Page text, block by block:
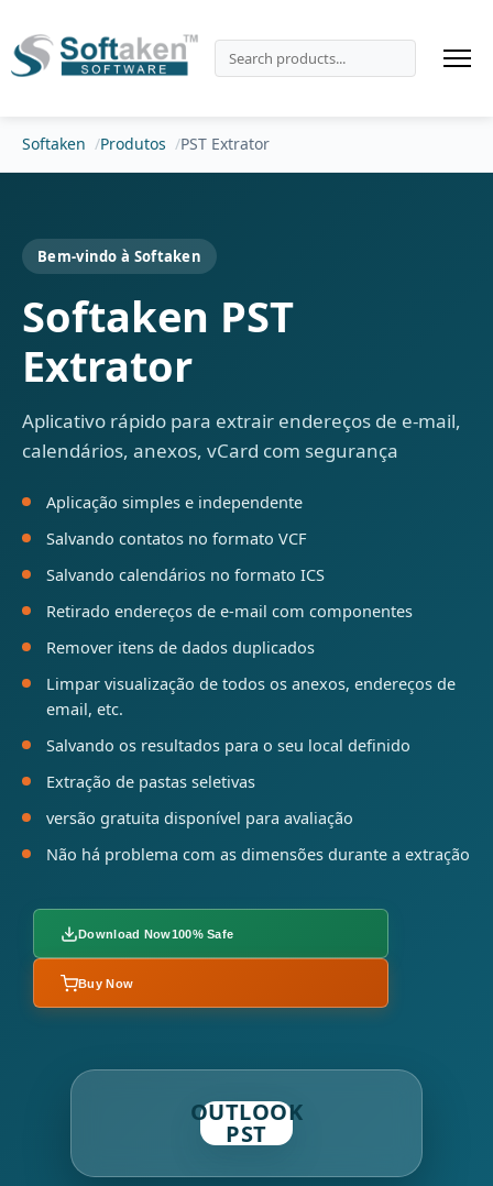
Softaken Produtos PST Extrator
Bem-vindo à Softaken
Softaken PST
Extrator
Aplicativo rápido para extrair endereços de e-mail,
calendários, anexos, vCard com segurança
Aplicação simples e independente
Salvando contatos no formato VCF
Salvando calendários no formato ICS
Retirado endereços de e-mail com componentes
Remover itens de dados duplicados
Limpar visualização de todos os anexos, endereços de
email, etc.
Salvando os resultados para o seu local definido
Extração de pastas seletivas
versão gratuita disponível para avaliação
Não há problema com as dimensões durante a extração
Download Now100% Safe
Buy Now
OUTLOOK
PST